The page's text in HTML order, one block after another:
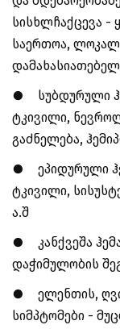
სისხლჩაქცევა -
საერთოა,
●
სუბდურული
ტკივილი,
გაძნელება,
●
ეპიდურული
ტკივილი,
ა.შ
●
კანქვეშა
დაჭიმულობის
●
ელენთის,
სიმპტომები -